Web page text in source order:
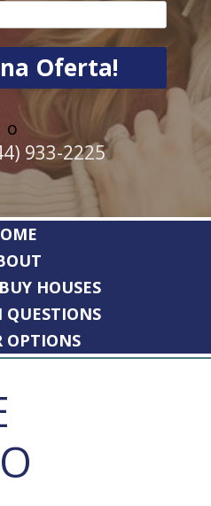
o
933-2225
HOUSES
OPTIONS